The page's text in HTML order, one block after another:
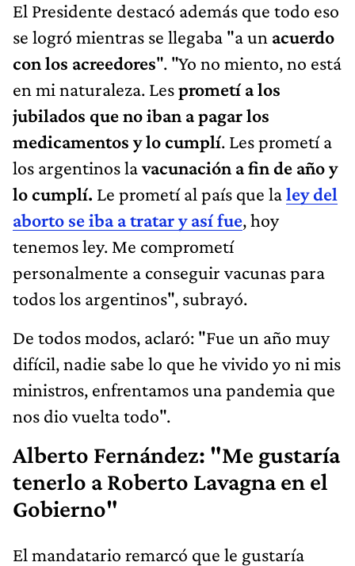
El Presidente destacó además que todo eso
se logró mientras se llegaba "a un acuerdo
con los acreedores". "Yo no miento, no está
en mi naturaleza. Lesprometí a los
jubilados que no iban a pagar los
medicamentos y lo cumplí. Les prometí a
los argentinos lavacunación a fin de año y
lo cumplí. Le prometí al país que laley del
aborto se iba a tratar y así fue, hoy
tenemos ley. Me comprometí
personalmente a conseguir vacunas para
todos los argentinos", subrayó.
De todos modos, aclaró: "Fue un año muy
difícil, nadie sabe lo que he vivido yo ni mis
ministros, enfrentamos una pandemia que
nos dio vuelta todo".
Alberto Fernández: "Me gustaría
tenerlo a Roberto Lavagna en el
Gobierno"
El mandatario remarcó que le gustaría